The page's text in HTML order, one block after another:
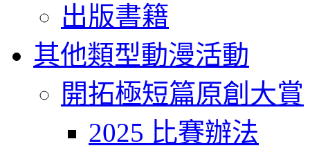
出版書籍
其他類型動漫活動
開拓極短篇原創大賞
2025 比賽辦法